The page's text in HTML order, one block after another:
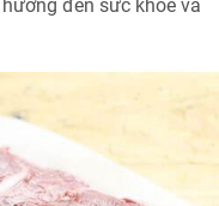
đến sức khỏe và